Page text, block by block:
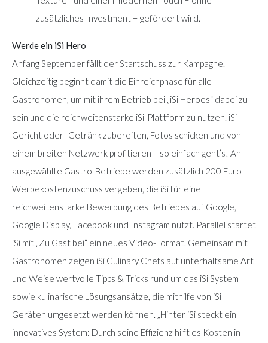
zusätzliches Investment − gefördert wird.
Werde ein iSi Hero
Anfang September fällt der Startschuss zur Kampagne.
Gleichzeitig beginnt damit die Einreichphase für alle
Gastronomen, um mit ihrem Betrieb bei „iSi Heroes“ dabei zu
sein und die reichweitenstarke iSi-Plattform zu nutzen. iSi-
Gericht oder -Getränk zubereiten, Fotos schicken und von
einem breiten Netzwerk profitieren – so einfach geht’s! An
ausgewählte Gastro-Betriebe werden zusätzlich 200 Euro
Werbekostenzuschuss vergeben, die iSi für eine
reichweitenstarke Bewerbung des Betriebes auf Google,
Google Display, Facebook und Instagram nutzt. Parallel startet
iSi mit „Zu Gast bei“ ein neues Video-Format. Gemeinsam mit
Gastronomen zeigen iSi Culinary Chefs auf unterhaltsame Art
und Weise wertvolle Tipps & Tricks rund um das iSi System
sowie kulinarische Lösungsansätze, die mithilfe von iSi
Geräten umgesetzt werden können. „Hinter iSi steckt ein
innovatives System: Durch seine Effizienz hilft es Kosten in